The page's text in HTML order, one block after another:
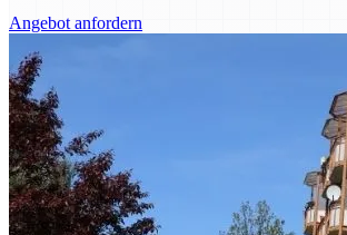
Angebot anfordern